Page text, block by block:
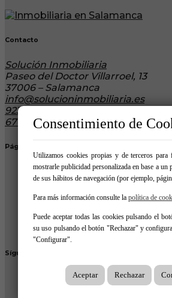
Contacto
Solución Inmobiliaria
Paseo del Doctor Villarroel, 13
37006 – Salamanca
info@solucioninmobiliaria.es
923 125 489
671885481
Páginas de interés
Comprar
Alquilar
Traspaso
Política de Cookies
Aviso legal
Síguenos en:
Consentimiento de
Utilizamos cookies propias y de terceros para
mostrarle publicidad personalizada en base a un
de sus hábitos de navegación (por ejemplo,
Para más información consulte la política de
Puede aceptar todas las cookies pulsando el
su uso pulsando el botón "Rechazar" y
"Configurar".
Aceptar Rechazar